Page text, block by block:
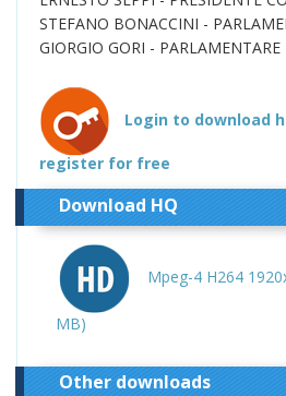
STEFANO BONACCINI -
GIORGIO GORI - PARLAMENTARE
Login to download
register for free
Download HQ
Mpeg-4 H264
MB)
Other downloads